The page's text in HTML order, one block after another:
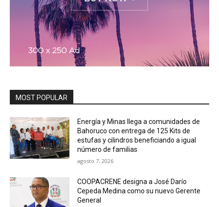
MOST POPULAR
Energía y Minas llega a comunidades de
Bahoruco con entrega de 125 Kits de
estufas y cilindros beneficiando a igual
número de familias
agosto 7, 2026
COOPACRENE designa a José Darío
Cepeda Medina como su nuevo Gerente
General